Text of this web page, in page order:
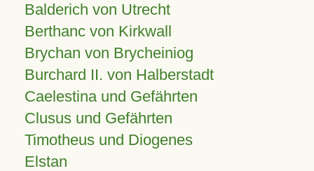
Balderich von Utrecht
Berthanc von Kirkwall
Brychan von Brycheiniog
Burchard II. von Halberstadt
Caelestina und Gefährten
Clusus und Gefährten
Timotheus und Diogenes
Elstan